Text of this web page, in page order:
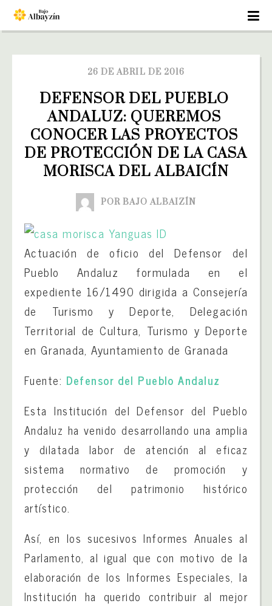
26 DE ABRIL DE 2016
DEFENSOR DEL PUEBLO
ANDALUZ: QUEREMOS
CONOCER LAS PROYECTOS
DE PROTECCIÓN DE LA CASA
MORISCA DEL ALBAICÍN
POR BAJO ALBAIZÍN
Actuación de oficio del Defensor del
Pueblo Andaluz formulada en el
expediente 16/1490 dirigida a Consejería
de Turismo y Deporte, Delegación
Territorial de Cultura, Turismo y Deporte
en Granada, Ayuntamiento de Granada
Fuente: Defensor del Pueblo Andaluz
Esta Institución del Defensor del Pueblo
Andaluz ha venido desarrollando una amplia
y dilatada labor de atención al eficaz
sistema normativo de promoción y
protección del patrimonio histórico
artístico.
Así, en los sucesivos Informes Anuales al
Parlamento, al igual que con motivo de la
elaboración de los Informes Especiales, la
Institución ha querido contribuir al mejor